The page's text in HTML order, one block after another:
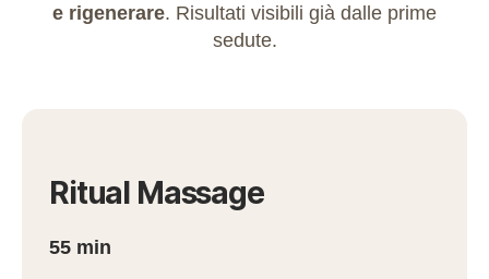
e rigenerare. Risultati visibili già dalle prime
sedute.
Ritual Massage
55 min